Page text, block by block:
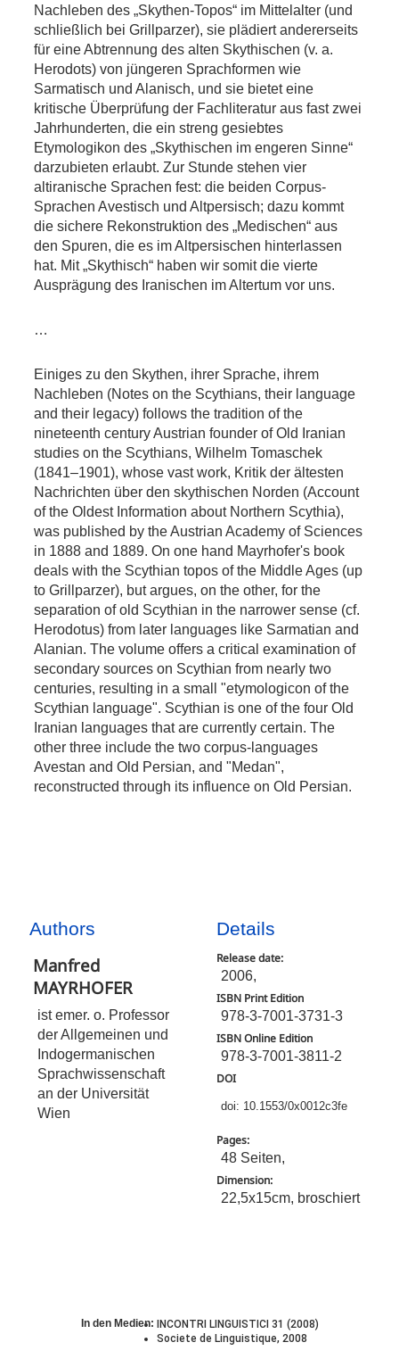
Nachleben des „Skythen-Topos“ im Mittelalter (und
schließlich bei Grillparzer), sie plädiert andererseits
für eine Abtrennung des alten Skythischen (v. a.
Herodots) von jüngeren Sprachformen wie
Sarmatisch und Alanisch, und sie bietet eine
kritische Überprüfung der Fachliteratur aus fast zwei
Jahrhunderten, die ein streng gesiebtes
Etymologikon des „Skythischen im engeren Sinne“
darzubieten erlaubt. Zur Stunde stehen vier
altiranische Sprachen fest: die beiden Corpus-
Sprachen Avestisch und Altpersisch; dazu kommt
die sichere Rekonstruktion des „Medischen“ aus
den Spuren, die es im Altpersischen hinterlassen
hat. Mit „Skythisch“ haben wir somit die vierte
Ausprägung des Iranischen im Altertum vor uns.
…
Einiges zu den Skythen, ihrer Sprache, ihrem
Nachleben (Notes on the Scythians, their language
and their legacy) follows the tradition of the
nineteenth century Austrian founder of Old Iranian
studies on the Scythians, Wilhelm Tomaschek
(1841–1901), whose vast work, Kritik der ältesten
Nachrichten über den skythischen Norden (Account
of the Oldest Information about Northern Scythia),
was published by the Austrian Academy of Sciences
in 1888 and 1889. On one hand Mayrhofer's book
deals with the Scythian topos of the Middle Ages (up
to Grillparzer), but argues, on the other, for the
separation of old Scythian in the narrower sense (cf.
Herodotus) from later languages like Sarmatian and
Alanian. The volume offers a critical examination of
secondary sources on Scythian from nearly two
centuries, resulting in a small "etymologicon of the
Scythian language". Scythian is one of the four Old
Iranian languages that are currently certain. The
other three include the two corpus-languages
Avestan and Old Persian, and "Medan",
reconstructed through its influence on Old Persian.
Authors
Manfred
MAYRHOFER
ist emer. o. Professor
der Allgemeinen und
Indogermanischen
Sprachwissenschaft
an der Universität
Wien
Details
Release date:
2006,
ISBN Print Edition
978-3-7001-3731-3
ISBN Online Edition
978-3-7001-3811-2
DOI
doi: 10.1553/0x0012c3fe
Pages:
48 Seiten,
Dimension:
22,5x15cm, broschiert
In den Medien: INCONTRI LINGUISTICI 31 (2008)
Societe de Linguistique, 2008